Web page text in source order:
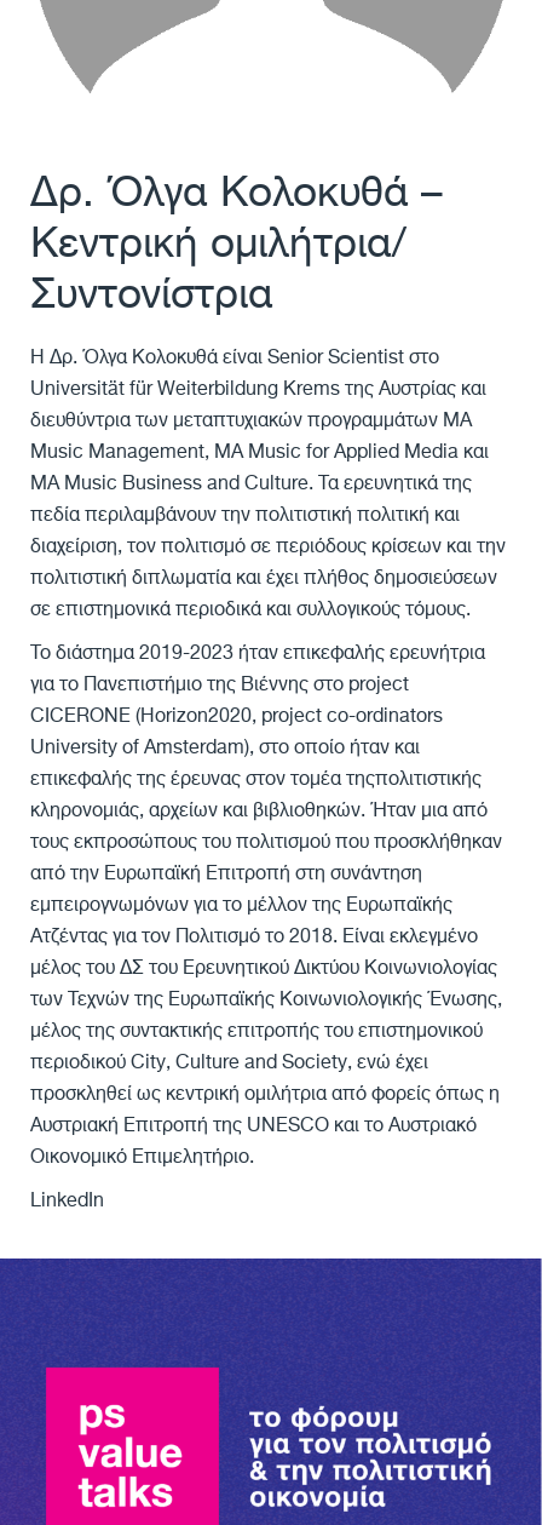
Δρ. Όλγα Κολοκυθά –
Κεντρική ομιλήτρια/
Συντονίστρια
Η Δρ. Όλγα Κολοκυθά είναι Senior Scientist στο
Universität für Weiterbildung Kremsτης Αυστρίας και
διευθύντρια των μεταπτυχιακών προγραμμάτων MA
Music Management, MA Music for Applied Media και
MA Music Business and Culture. Τα ερευνητικά της
πεδία περιλαμβάνουν την πολιτιστική πολιτική και
διαχείριση, τον πολιτισμό σε περιόδους κρίσεων και την
πολιτιστική διπλωματία και έχει πλήθος δημοσιεύσεων
σε επιστημονικά περιοδικά και συλλογικούς τόμους.
Το διάστημα 2019-2023 ήταν επικεφαλής ερευνήτρια
για το Πανεπιστήμιο της Βιέννης στο project
CICERONE (Horizon2020, project co-ordinators
University of Amsterdam), στο οποίο ήταν και
επικεφαλής της έρευνας στον τομέα τηςπολιτιστικής
κληρονομιάς, αρχείων και βιβλιοθηκών. Ήταν μια από
τους εκπροσώπους του πολιτισμού που προσκλήθηκαν
από την Ευρωπαϊκή Επιτροπή στη συνάντηση
εμπειρογνωμόνων για το μέλλον της Ευρωπαϊκής
Ατζέντας για τον Πολιτισμό το 2018. Είναι εκλεγμένο
μέλος του ΔΣ του Ερευνητικού Δικτύου Κοινωνιολογίας
των Τεχνών της Ευρωπαϊκής Κοινωνιολογικής Ένωσης,
μέλος της συντακτικής επιτροπής του επιστημονικού
περιοδικού City, Culture and Society, ενώ έχει
προσκληθεί ως κεντρική ομιλήτρια από φορείς όπως η
Αυστριακή Επιτροπή της UNESCO και το Αυστριακό
Οικονομικό Επιμελητήριο.
LinkedIn